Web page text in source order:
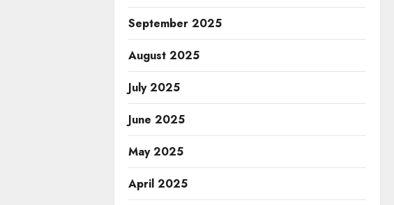
September 2025
August 2025
July 2025
June 2025
May 2025
April 2025